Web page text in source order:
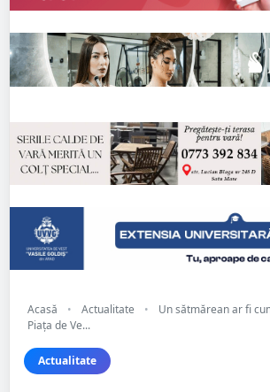
Acasă • Actualitate •
Un sătmărean ar fi
Piața de Ve...
Actualitate